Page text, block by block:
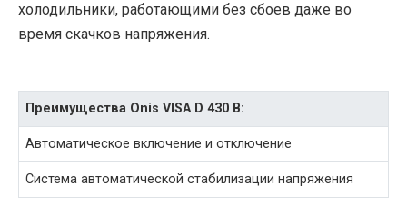
холодильники, работающими без сбоев даже во
время скачков напряжения.
Преимущества Onis VISA D 430 B:
Автоматическое включение и отключение
Система автоматической стабилизации напряжения